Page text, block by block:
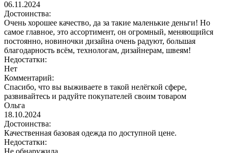
06.11.2024
Достоинства:
Очень хорошее качество, да за такие маленькие деньги! Но
самое главное, это ассортимент, он огромный, меняющийся
постоянно, новиночки дизайна очень радуют, большая
благодарность всём, технологам, дизайнерам, швеям!
Недостатки:
Нет
Комментарий:
Спасибо, что вы выживаете в такой нелёгкой сфере,
развивайтесь и радуйте покупателей своим товаром
Ольга
18.10.2024
Достоинства:
Качественная базовая одежда по доступной цене.
Недостатки:
Не обнаружила